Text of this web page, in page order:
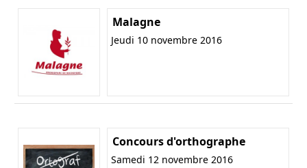
Malagne
Jeudi 10 novembre 2016
Concours d'orthographe
Samedi 12 novembre 2016